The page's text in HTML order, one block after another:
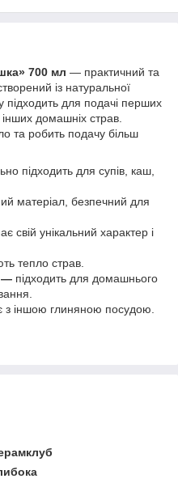
700 мл — практичний та
із натуральної
підходить для подачі перших
інших домашніх страв.
та робить подачу більш
підходить для супів, каш,
матеріал, безпечний для
свій унікальний характер і
тепло страв.
— підходить для домашнього
з іншою глиняною посудою.